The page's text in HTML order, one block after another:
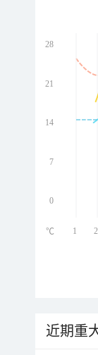
28
21
14
7
0
1 2
℃
近期重